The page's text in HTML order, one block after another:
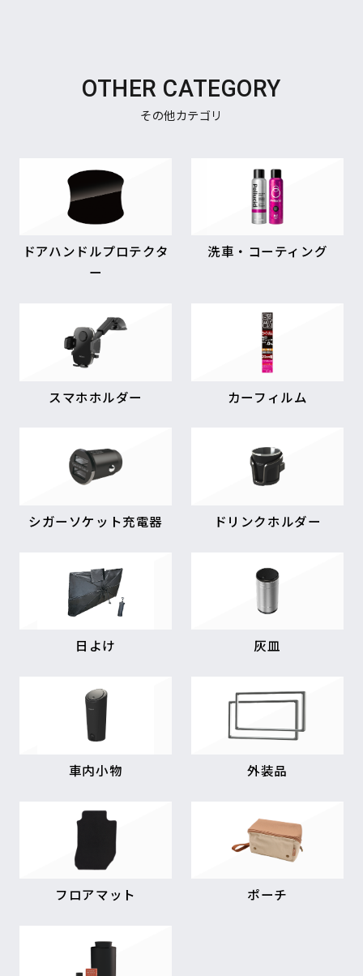
OTHER CATEGORY
その他カテゴリ
ドアハンドルプロテクタ
ー
洗車・コーティング
スマホホルダー カーフィルム
シガーソケット充電器 ドリンクホルダー
日よけ 灰皿
車内小物 外装品
フロアマット ポーチ